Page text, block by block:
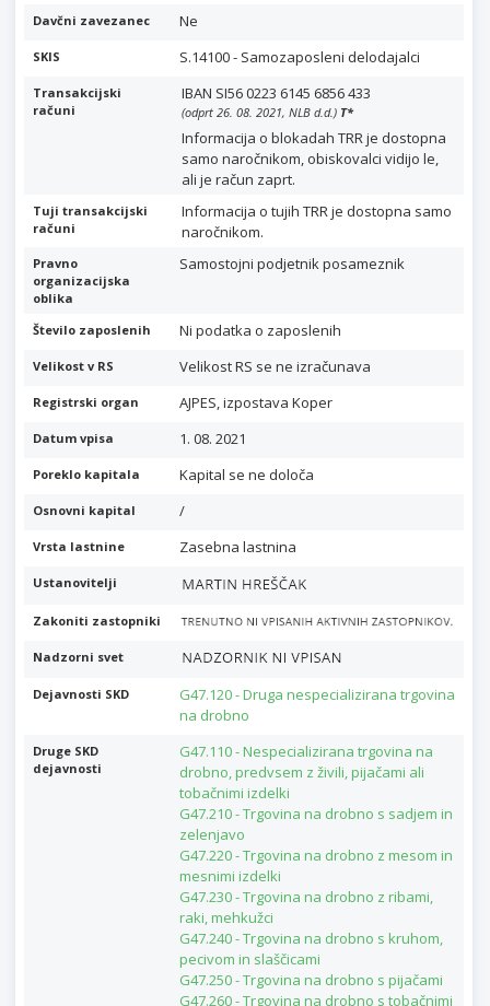
Davčni zavezanec Ne
SKIS S.14100 - Samozaposleni delodajalci
Transakcijski
računi
IBAN SI56 0223 6145 6856 433
(odprt 26. 08. 2021, NLB d.d.) T*
Informacija o blokadah TRR je dostopna
samo naročnikom, obiskovalci vidijo le,
ali je račun zaprt.
Tuji transakcijski
računi
Informacija o tujih TRR je dostopna samo
naročnikom.
Pravno
organizacijska
oblika
Samostojni podjetnik posameznik
Število zaposlenih Ni podatka o zaposlenih
Velikost v RS Velikost RS se ne izračunava
Registrski organ AJPES, izpostava Koper
Datum vpisa 1. 08. 2021
Poreklo kapitala Kapital se ne določa
Osnovni kapital /
Vrsta lastnine Zasebna lastnina
Ustanovitelji
Zakoniti zastopniki
Nadzorni svet
Dejavnosti SKD
G47.120 - Druga nespecializirana trgovina
na drobno
Druge SKD
dejavnosti
G47.110 - Nespecializirana trgovina na
drobno, predvsem z živili, pijačami ali
tobačnimi izdelki
G47.210 - Trgovina na drobno s sadjem in
zelenjavo
G47.220 - Trgovina na drobno z mesom in
mesnimi izdelki
G47.230 - Trgovina na drobno z ribami,
raki, mehkužci
G47.240 - Trgovina na drobno s kruhom,
pecivom in slaščicami
G47.250 - Trgovina na drobno s pijačami
G47.260 - Trgovina na drobno s tobačnimi